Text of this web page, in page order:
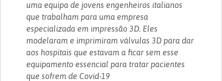
uma equipa de jovens engenheiros italianos
que trabalham para uma empresa
especializada em impressão 3D. Eles
modelaram e imprimiram válvulas 3D para dar
aos hospitais que estavam a ficar sem esse
equipamento essencial para tratar pacientes
que sofrem de Covid-19